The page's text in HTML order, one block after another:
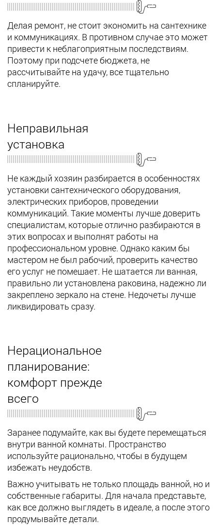
Делая ремонт, не стоит экономить на сантехнике
и коммуникациях. В противном случае это может
привести к неблагоприятным последствиям.
Поэтому при подсчете бюджета, не
рассчитывайте на удачу, все тщательно
спланируйте.
Неправильная
установка
Не каждый хозяин разбирается в особенностях
установки сантехнического оборудования,
электрических приборов, проведении
коммуникаций. Такие моменты лучше доверить
специалистам, которые отлично разбираются в
этих вопросах и выполнят работы на
профессиональном уровне. Однако каким бы
мастером не был рабочий, проверить качество
его услуг не помешает. Не шатается ли ванная,
правильно ли установлена раковина, надежно ли
закреплено зеркало на стене. Недочеты лучше
ликвидировать сразу.
Нерациональное
планирование:
комфорт прежде
всего
Заранее подумайте, как вы будете перемещаться
внутри ванной комнаты. Пространство
используйте рационально, чтобы в будущем
избежать неудобств.
Важно учитывать не только площадь ванной, но и
собственные габариты. Для начала представьте,
как все должно выглядеть в идеале, а после этого
продумывайте детали.